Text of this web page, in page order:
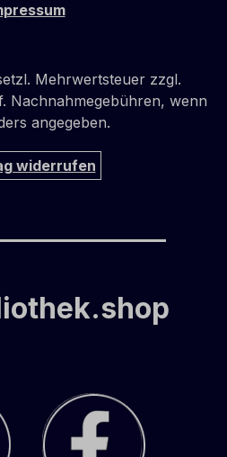
Mehrwertsteuer zzgl.
Nachnahmegebühren, wenn
angegeben.
widerrufen